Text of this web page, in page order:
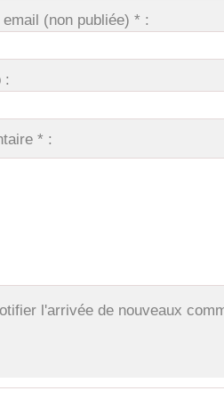
(non publiée) * :
:
* :
l'arrivée de nouveaux